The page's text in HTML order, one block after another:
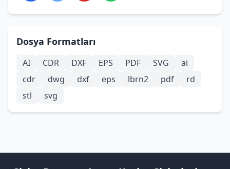
Dosya Formatları
AI CDR DXF EPS PDF SVG
ai
cdr
dwg dxf eps lbrn2 pdf
rd
stl
svg